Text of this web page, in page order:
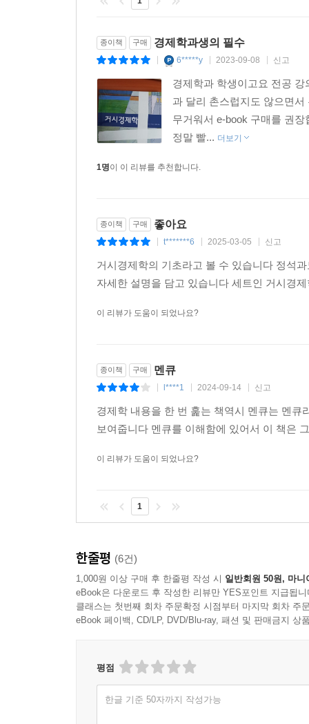
종이책 구매 경제학과생의 필수
| 6*****y | 2023-09-08 | 신고
경제학과 학생이고요 전공
과 달리 촌스럽지도 않으면
무거워서 e-book 구매를 권
종이책 구매 좋아요
| t*******6 | 2025-03-05 신고
거시경제학의 기초라고 볼 수 있습니다 정석
종이책 구매 멘큐
| l****1 2024-09-14 신고
경제학 내용을 한 번 훑는 책역시 멘큐는 멘
1
한줄평(6건)
1,000원 이상 구매 후 한줄평 작성 시 일반회원 50원, 마니
eBook은 다운로드 후 작성한 리뷰만 YES포인트 지급됩니
클래스는 첫번째 회차 주문확정 시점부터 마지막 회차 주
평점